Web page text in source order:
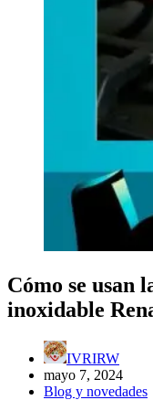
Cómo se usan
inoxidable
IVRIRW
mayo 7, 2024
Blog y novedades